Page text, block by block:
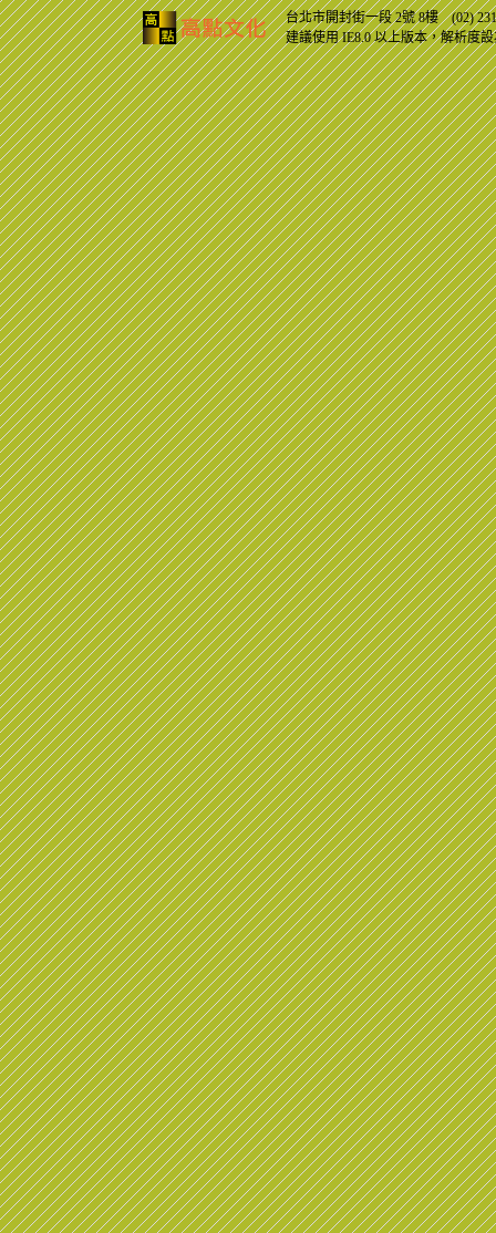
台北市開封街一段 2號 8樓 (02)
建議使用 IE8.0 以上版本，解析度設